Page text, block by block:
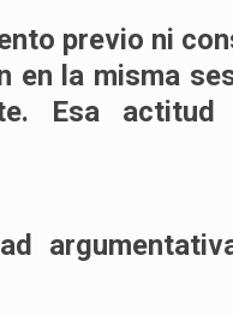
previo ni
en la misma
Esa actitud